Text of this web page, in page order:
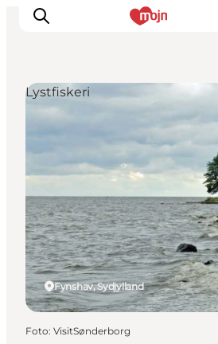
Oplevelser
Byer & Steder
Det sker
Overnatning
Planlæg din ferie
Booking
Fynshav, Sydjylland
Lystfiskeri
Foto: VisitSønderborg